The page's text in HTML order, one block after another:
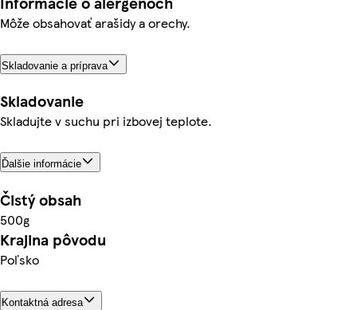
Môže obsahovať arašidy a orechy.
Skladovanie a príprava
Skladovanie
Skladujte v suchu pri izbovej teplote.
Ďalšie informácie
Čistý obsah
500g
Krajina pôvodu
Poľsko
Kontaktná adresa